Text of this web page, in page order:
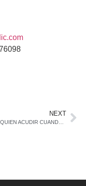
NEXT
SABES A QUIEN ACUDIR CUANDO CAES EN UN «BACHE»